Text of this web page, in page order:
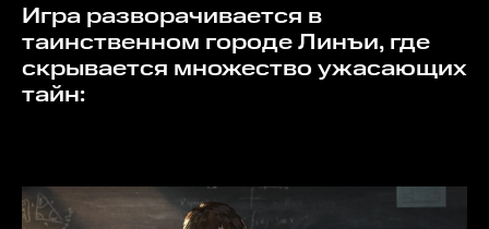
Игра разворачивается в
таинственном городе Линъи, где
скрывается множество ужасающих
тайн: